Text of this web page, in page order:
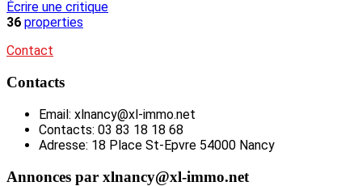
Écrire une critique
36 properties
Contact
Contacts
Email: xlnancy@xl-immo.net
Contacts: 03 83 18 18 68
Adresse: 18 Place St-Epvre 54000 Nancy
Annonces par xlnancy@xl-immo.net